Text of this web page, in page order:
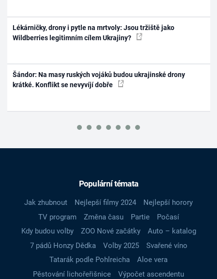
Lékárničky, drony i pytle na mrtvoly: Jsou tržiště jako
Wildberries legitimním cílem Ukrajiny?
Šándor: Na masy ruských vojáků budou ukrajinské drony
krátké. Konflikt se nevyvíjí dobře
Populární témata
Jak zhubnout Nejlepší filmy 2024
Nejlepší horory
TV program
Změna času Partie
Počasí
Kdy budou volby
ZOO Nové začátky
Auto – katalog
7 pádů Honzy Dědka
Volby 2025
Svařené víno
Tatarák podle Pohlreicha
Aloe vera
Pěstování lichořeřišnice
Výpočet ascendentu